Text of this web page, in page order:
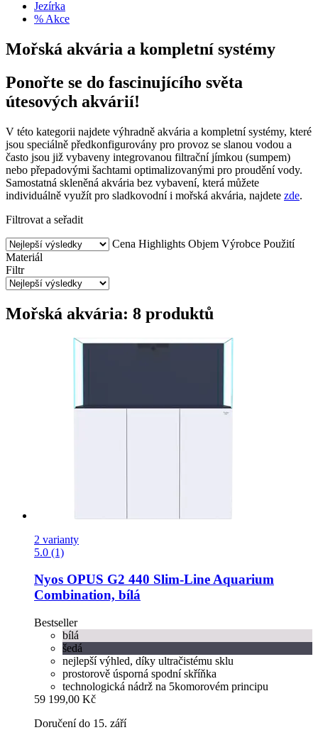
Jezírka
% Akce
Mořská akvária a kompletní systémy
Ponořte se do fascinujícího světa
útesových akvárií!
V této kategorii najdete výhradně akvária a kompletní systémy, které
jsou speciálně předkonfigurovány pro provoz se slanou vodou a
často jsou již vybaveny integrovanou filtrační jímkou (sumpem)
nebo přepadovými šachtami optimalizovanými pro proudění vody.
Samostatná skleněná akvária bez vybavení, která můžete
individuálně využít pro sladkovodní i mořská akvária, najdete zde.
Filtrovat a seřadit
Cena Highlights Objem Výrobce Použití
Materiál
Filtr
Mořská akvária: 8 produktů
2 varianty
5.0 (1)
Nyos OPUS G2 440 Slim-​Line Aquarium
Combination, bílá
Bestseller
bílá
šedá
nejlepší výhled, díky ultračistému sklu
prostorově úsporná spodní skříňka
technologická nádrž na 5komorovém principu
59 199,00 Kč
Doručení do 15. září